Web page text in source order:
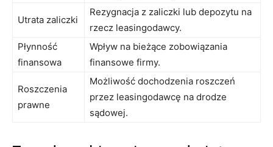
Utrata zaliczki
Rezygnacja z zaliczki lub depozytu na
rzecz leasingodawcy.
Płynność
finansowa
Wpływ na bieżące zobowiązania
finansowe firmy.
Roszczenia
prawne
Możliwość dochodzenia roszczeń
przez leasingodawcę na drodze
sądowej.